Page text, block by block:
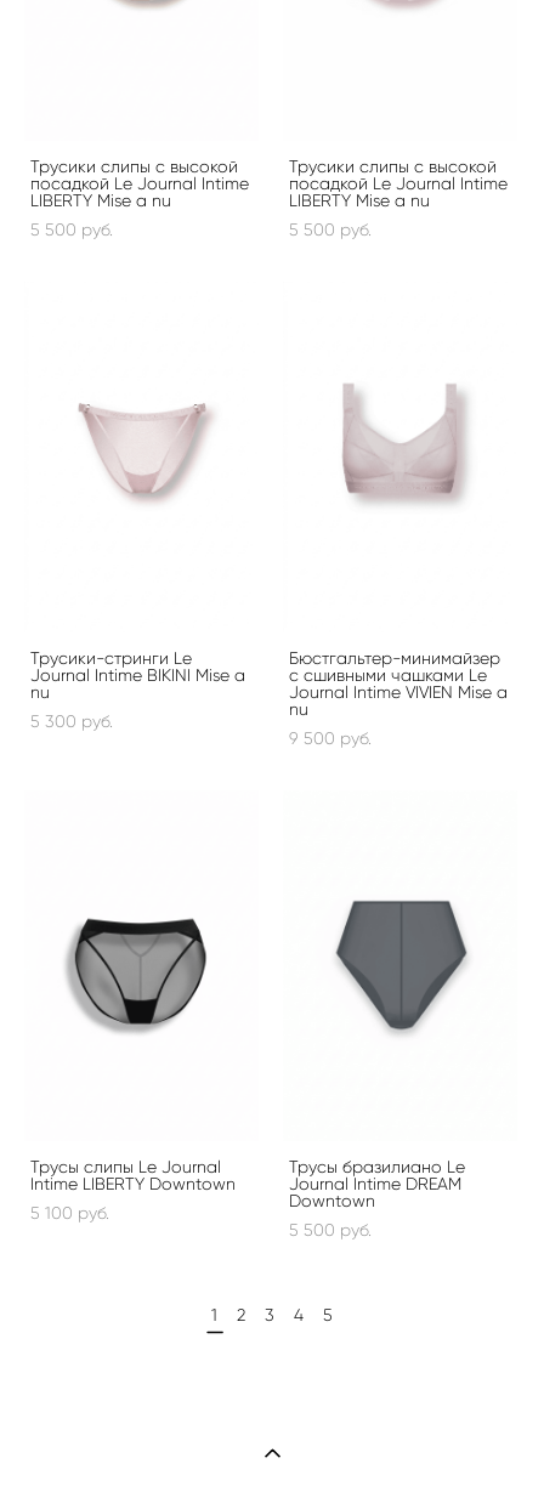
Трусики слипы с высокой
посадкой Le Journal Intime
LIBERTY Mise a nu
5 500 pуб.
Трусики слипы с высокой
посадкой Le Journal Intime
LIBERTY Mise a nu
5 500 pуб.
Трусики-стринги Le
Journal Intime BIKINI Mise a
nu
5 300 pуб.
Бюстгальтер-минимайзер
с сшивными чашками Le
Journal Intime VIVIEN Mise a
nu
9 500 pуб.
Трусы слипы Le Journal
Intime LIBERTY Downtown
5 100 pуб.
Трусы бразилиано Le
Journal Intime DREAM
Downtown
5 500 pуб.
1 2 3 4 5